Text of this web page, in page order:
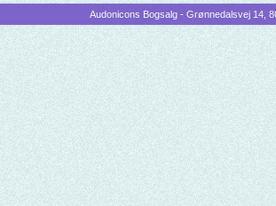
Audonicons Bogsalg - Grønnedalsvej 14,